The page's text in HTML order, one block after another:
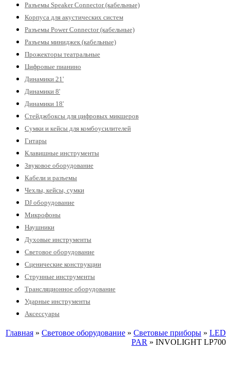
Разъемы Speaker Connector (кабельные)
Корпуса для акустических систем
Разъемы Power Connector (кабельные)
Разъемы миниджек (кабельные)
Прожекторы театральные
Цифровые пианино
Динамики 21'
Динамики 8'
Динамики 18'
Стейджбоксы для цифровых микшеров
Сумки и кейсы для комбоусилителей
Гитары
Клавишные инструменты
Звуковое оборудование
Кабели и разъемы
Чехлы, кейсы, сумки
DJ оборудование
Микрофоны
Наушники
Духовые инструменты
Световое оборудование
Сценические конструкции
Струнные инструменты
Трансляционное оборудование
Ударные инструменты
Аксессуары
Главная » Световое оборудование » Световые приборы » LED
PAR » INVOLIGHT LP700